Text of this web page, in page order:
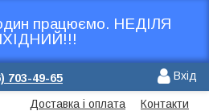
працюємо. НЕДІЛЯ
703-49-65 Вхід
Доставка і оплата Контакти